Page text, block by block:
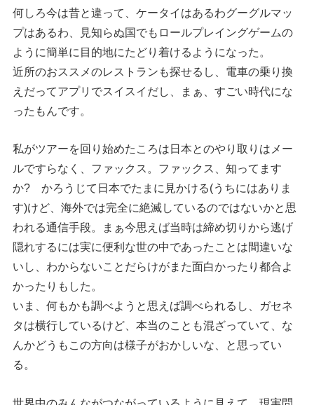
何しろ今は昔と違って、ケータイはあるわグーグルマッ
プはあるわ、見知らぬ国でもロールプレイングゲームの
ように簡単に目的地にたどり着けるようになった。
近所のおススメのレストランも探せるし、電車の乗り換
えだってアプリでスイスイだし、まぁ、すごい時代にな
ったもんです。
私がツアーを回り始めたころは日本とのやり取りはメー
ルですらなく、ファックス。ファックス、知ってます
か? かろうじて日本でたまに見かける(うちにはありま
す)けど、海外では完全に絶滅しているのではないかと思
われる通信手段。まぁ今思えば当時は締め切りから逃げ
隠れするには実に便利な世の中であったことは間違いな
いし、わからないことだらけがまた面白かったり都合よ
かったりもした。
いま、何もかも調べようと思えば調べられるし、ガセネ
タは横行しているけど、本当のことも混ざっていて、な
んかどうもこの方向は様子がおかしいな、と思ってい
る。